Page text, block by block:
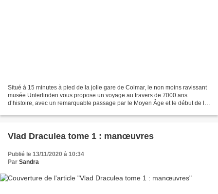
Situé à 15 minutes à pied de la jolie gare de Colmar, le non moins ravissant
musée Unterlinden vous propose un voyage au travers de 7000 ans
d’histoire, avec un remarquable passage par le Moyen Âge et le début de la
Vlad Draculea tome 1 : manœuvres
Publié le 13/11/2020 à 10:34
Par Sandra